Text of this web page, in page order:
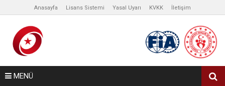
Anasayfa Lisans Sistemi Yasal Uyarı KVKK İletişim
MENÜ